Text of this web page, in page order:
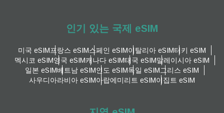
인기 있는 국제 eSIM
미국 eSIM프랑스 eSIM스페인 eSIM이탈리아 eSIM터키 eSIM
멕시코 eSIM영국 eSIM캐나다 eSIM태국 eSIM말레이시아 eSIM
일본 eSIM베트남 eSIM인도 eSIM독일 eSIM그리스 eSIM
사우디아라비아 eSIM아랍에미리트 eSIM이집트 eSIM